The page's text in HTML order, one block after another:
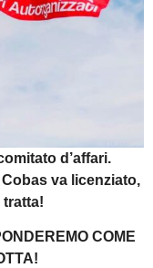
d’affari.
va licenziato,
tratta!
COME